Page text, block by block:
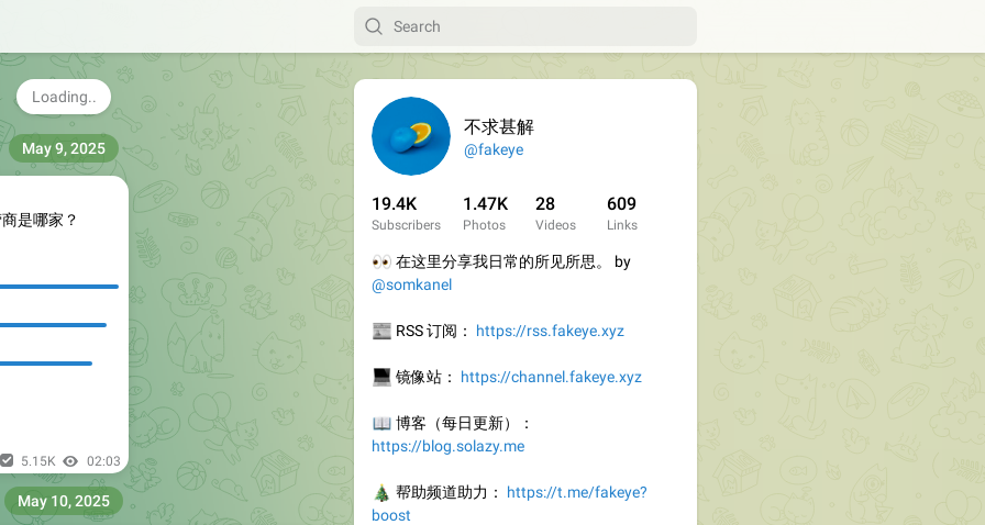
不求甚解
@fakeye
19.4K
Subscribers
1.47K
Photos
28
Videos
609
Links
👀在这里分享我日常的所见所思。 by
@somkanel
📰RSS 订阅： https://rss.fakeye.xyz
💻镜像站： https://channel.fakeye.xyz
📖博客（每日更新）：
https://blog.solazy.me
🎄帮助频道助力： https://t.me/fakeye?
boost
可以访问
项目主页
是哪家？
5.15K 02:03
May 9, 2025
May 10, 2025